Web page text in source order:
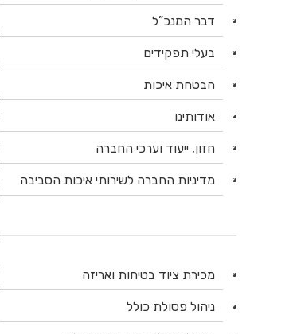
דבר המנכ”ל
בעלי תפקידים
הבטחת איכות
אודותינו
חזון, ייעוד וערכי החברה
מדיניות החברה לשירותי איכות הסביבה
מכירת ציוד בטיחות ואריזה
ניהול פסולת כולל